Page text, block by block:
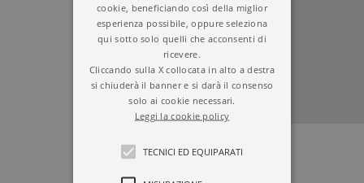
AUTENTICO
cookie, beneficiando così della miglior
esperienza possibile, oppure seleziona
qui sotto solo quelli che acconsenti di
ricevere.
Cliccando sulla X collocata in alto a destra
si chiuderà il banner e si darà il consenso
solo ai cookie necessari.
Leggi la cookie policy
TECNICI ED EQUIPARATI